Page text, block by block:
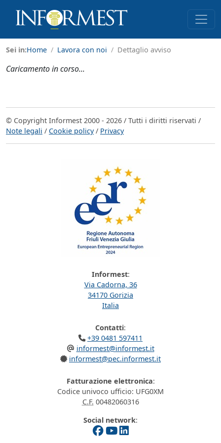
Sei in:Home Lavora con noi Dettaglio avviso
Caricamento in corso...
© Copyright Informest 2000 - 2026 / Tutti i diritti riservati /
Note legali / Cookie policy/ Privacy
Informest:
Via Cadorna, 36
34170 Gorizia
Italia
Contatti:
+39 0481 597411
informest@informest.it
informest@pec.informest.it
Fatturazione elettronica:
Codice univoco ufficio: UFG0XM
C.F. 00482060316
Social network: